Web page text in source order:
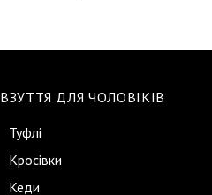
ВЗУТТЯ ДЛЯ ЧОЛОВІКІВ
Туфлі
Кросівки
Кеди